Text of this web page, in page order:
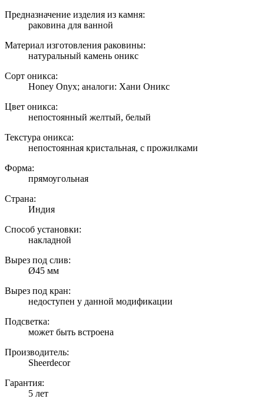
Предназначение изделия из камня:
раковина для ванной
Материал изготовления раковины:
натуральный камень оникс
Сорт оникса:
Honey Onyx; аналоги: Хани Оникс
Цвет оникса:
непостоянный желтый, белый
Текстура оникса:
непостоянная кристальная, с прожилками
Форма:
прямоугольная
Страна:
Индия
Способ установки:
накладной
Вырез под слив:
Ø45 мм
Вырез под кран:
недоступен у данной модификации
Подсветка:
может быть встроена
Производитель:
Sheerdecor
Гарантия:
5 лет